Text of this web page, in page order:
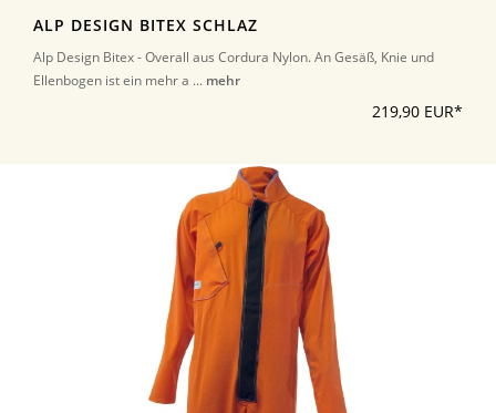
ALP DESIGN BITEX SCHLAZ
Alp Design Bitex - Overall aus Cordura Nylon. An Gesäß, Knie und
Ellenbogen ist ein mehr a ... mehr
219,90 EUR*